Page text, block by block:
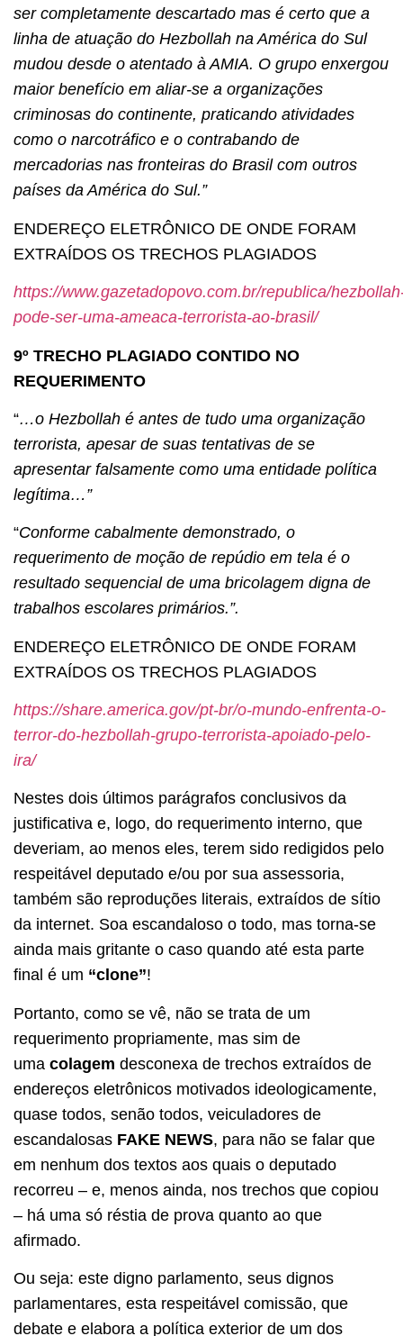
ser completamente descartado mas é certo que a
linha de atuação do Hezbollah na América do Sul
mudou desde o atentado à AMIA. O grupo enxergou
maior benefício em aliar-se a organizações
criminosas do continente, praticando atividades
como o narcotráfico e o contrabando de
mercadorias nas fronteiras do Brasil com outros
países da América do Sul.”
ENDEREÇO ELETRÔNICO DE ONDE FORAM
EXTRAÍDOS OS TRECHOS PLAGIADOS
https://www.gazetadopovo.com.br/republica/
pode-ser-uma-ameaca-terrorista-ao-brasil/
9º TRECHO PLAGIADO CONTIDO NO
REQUERIMENTO
“…o Hezbollah é antes de tudo uma organização
terrorista, apesar de suas tentativas de se
apresentar falsamente como uma entidade política
legítima…”
“Conforme cabalmente demonstrado, o
requerimento de moção de repúdio em tela é o
resultado sequencial de uma bricolagem digna de
trabalhos escolares primários.”.
ENDEREÇO ELETRÔNICO DE ONDE FORAM
EXTRAÍDOS OS TRECHOS PLAGIADOS
https://share.america.gov/pt-br/o-mundo-enfrenta-o-
terror-do-hezbollah-grupo-terrorista-apoiado-pelo-
ira/
Nestes dois últimos parágrafos conclusivos da
justificativa e, logo, do requerimento interno, que
deveriam, ao menos eles, terem sido redigidos pelo
respeitável deputado e/ou por sua assessoria,
também são reproduções literais, extraídos de sítio
da internet. Soa escandaloso o todo, mas torna-se
ainda mais gritante o caso quando até esta parte
final é um “clone”!
Portanto, como se vê, não se trata de um
requerimento propriamente, mas sim de
uma colagem desconexa de trechos extraídos de
endereços eletrônicos motivados ideologicamente,
quase todos, senão todos, veiculadores de
escandalosas FAKE NEWS, para não se falar que
em nenhum dos textos aos quais o deputado
recorreu – e, menos ainda, nos trechos que copiou
– há uma só réstia de prova quanto ao que
afirmado.
Ou seja: este digno parlamento, seus dignos
parlamentares, esta respeitável comissão, que
debate e elabora a política exterior de um dos